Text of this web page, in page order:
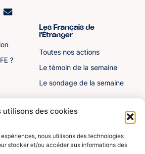
utilisons des cookies
nous utilisons des technologies
stocker et/ou accéder aux informations des
?
Les Français de
l'Étranger
Toutes nos actions
Le témoin de la semaine
Le sondage de la semaine
Divers